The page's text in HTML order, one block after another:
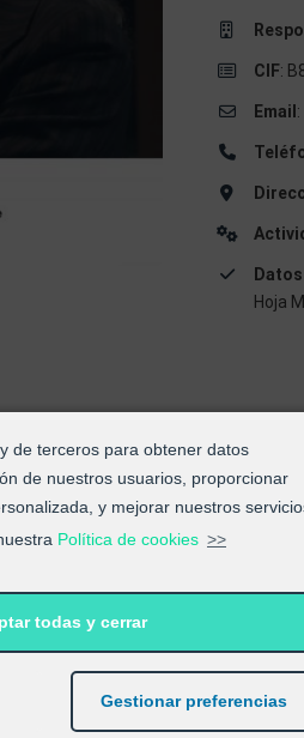
de terceros para obtener datos
de nuestros usuarios, proporcionar
y mejorar nuestros
Política de cookies >>
todas y cerrar
Gestionar preferencias
CIF:
Email :
Hoja
de la web:
cookies y condiciones de uso, siendo
incluyendo los datos necesarios
capa informativa con la
finalidades NO premarcada.
gratuito de ejercicio de derechos.
gestión de los mismos.
de las cookies instaladas.